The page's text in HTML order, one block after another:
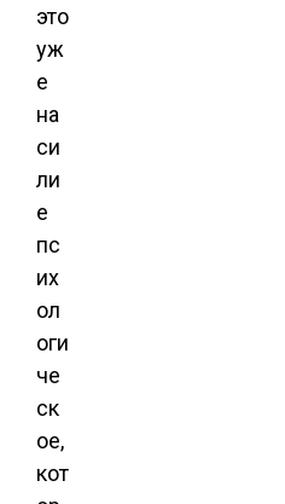
это
уж
е
на
си
ли
е
пс
их
ол
оги
че
ск
ое,
кот